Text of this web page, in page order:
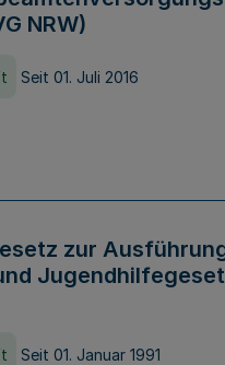
NRW)
Seit 01. Juli 2016
zur
Seit 01. Januar 1991